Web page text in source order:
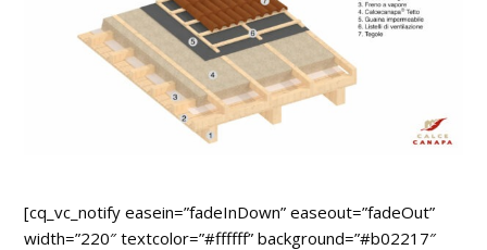
[cq_vc_notify easein=”fadeInDown” easeout=”fadeOut”
width=”220″ textcolor=”#ffffff” background=”#b02217″